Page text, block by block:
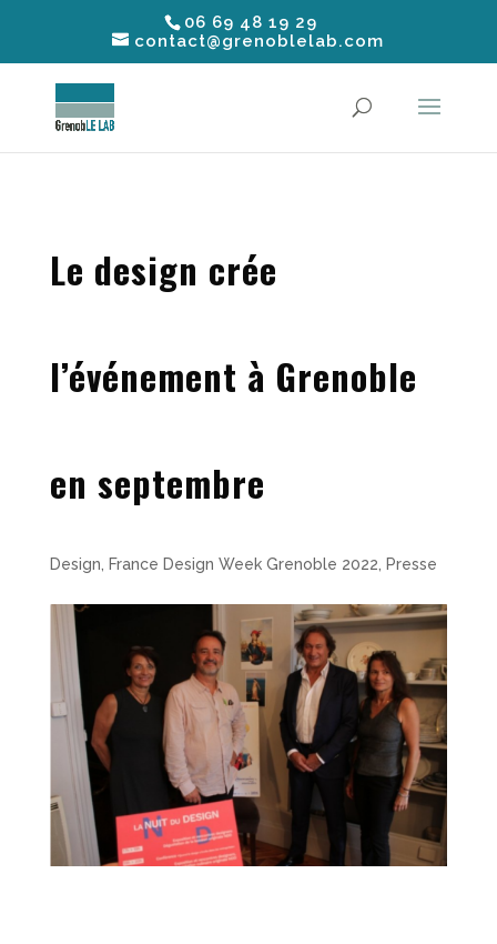
06 69 48 19 29
contact@grenoblelab.com
Le design crée
l’événement à Grenoble
en septembre
Design France Design Week Grenoble 2022 Presse